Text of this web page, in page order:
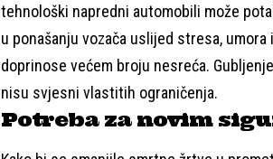
tehnološki napredni automobili može
u ponašanju vozača uslijed stresa,
doprinose većem broju nesreća.
nisu svjesni vlastitih ograničenja.
Potreba za novim